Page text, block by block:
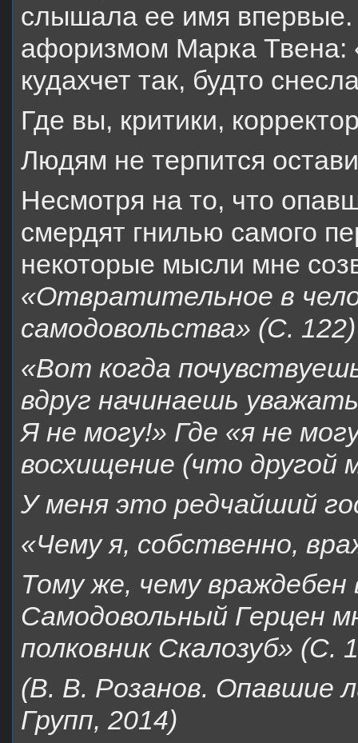
слышала ее имя впервые.
афоризмом Марка Твена:
кудахчет так, будто
Где вы, критики,
Людям не терпится
Несмотря на то, что
смердят гнилью самого
некоторые мысли мне
«Отвратительное в
самодовольства» (С. 122)
«Вот когда
вдруг начинаешь
Я не могу!» Где «я не
восхищение (что другой
У меня это редчайший
«Чему я, собственно,
Тому же, чему враждебен
Самодовольный Герцен
полковник Скалозуб» (С.
(В. В. Розанов. Опавшие
Групп, 2014)